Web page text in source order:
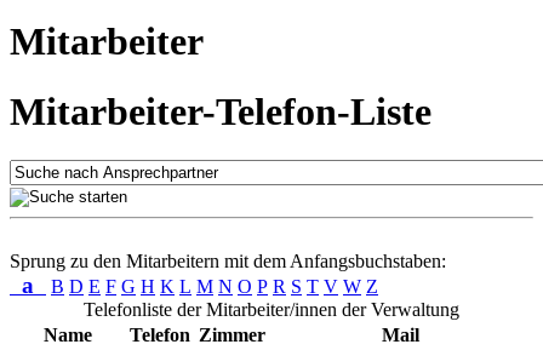
Mitarbeiter
Mitarbeiter-Telefon-Liste
Sprung zu den Mitarbeitern mit dem Anfangsbuchstaben:
a B D E F G H K L M N O P R S T V W Z
Telefonliste der Mitarbeiter/innen der Verwaltung
Name
Telefon Zimmer
Mail